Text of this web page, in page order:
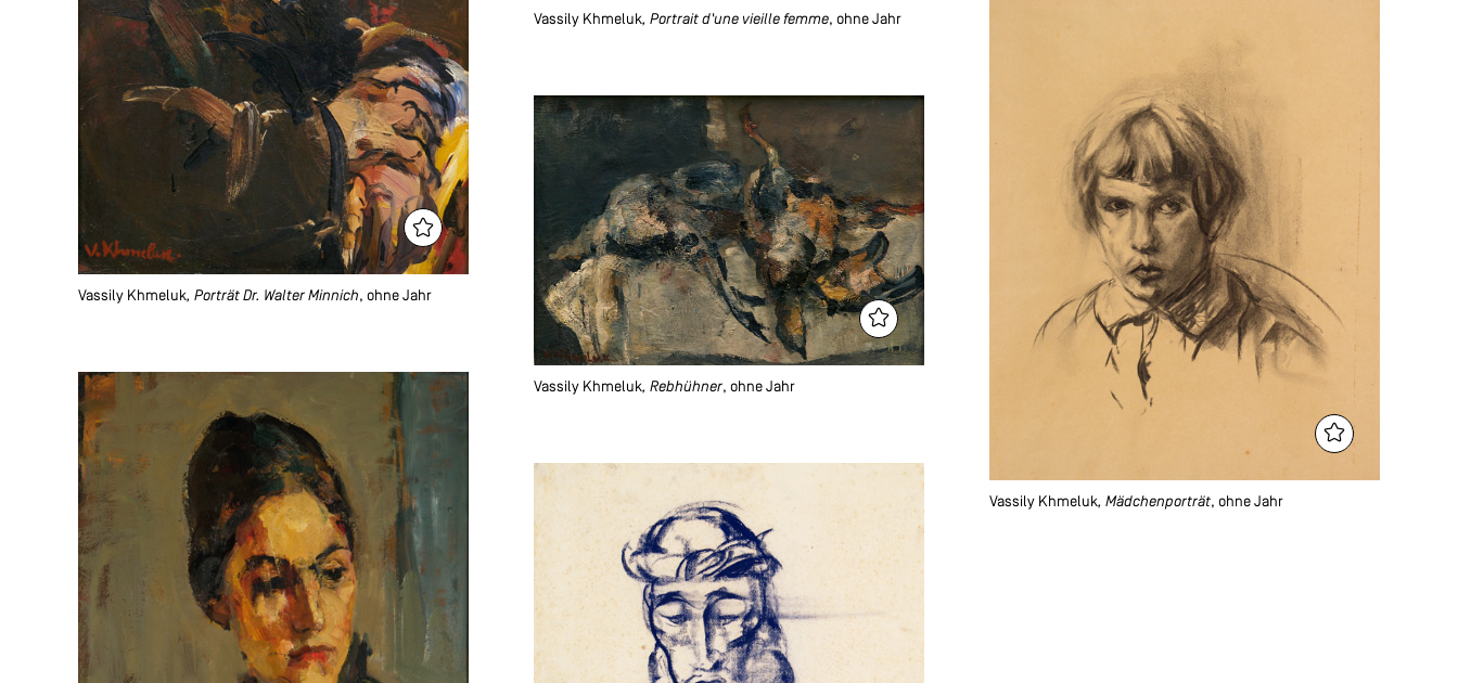
Vassily Khmeluk, Portrait d'une vieille femme, ohne Jahr
Vassily Khmeluk, Porträt Dr. Walter Minnich, ohne Jahr
Vassily Khmeluk, Mädchenporträt, ohne Jahr
Vassily Khmeluk, Rebhühner, ohne Jahr